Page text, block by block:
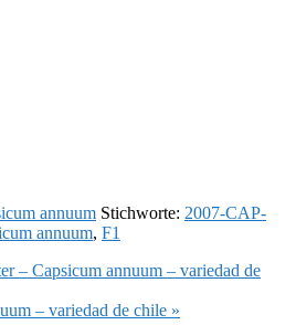
annuum Stichworte: 2007-CAP-
annuum, F1
– Capsicum annuum – variedad de
– variedad de chile »